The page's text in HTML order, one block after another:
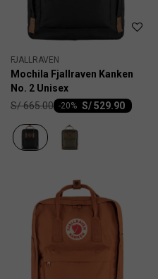
FJALLRAVEN
Mochila Fjallraven Kanken
No. 2 Unisex
S/529.90
-20
S/665.00